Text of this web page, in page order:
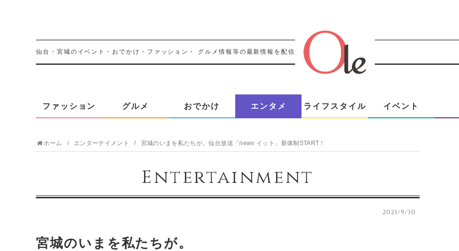
仙台・宮城のイベント・おでかけ・ファッション・ グルメ情報等の最新情報を配信！！
ファッション グルメ おでかけ エンタメ ライフスタイル イベント
ホーム エンターテイメント 宮城のいまを私たちが。仙台放送「news イット」新体制START！
Entertainment
2021/9/30
宮城のいまを私たちが。